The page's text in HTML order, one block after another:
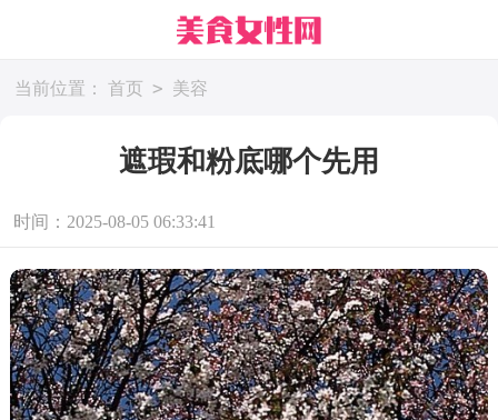
当前位置： 首页 > 美容
遮瑕和粉底哪个先用
时间：2025-08-05 06:33:41